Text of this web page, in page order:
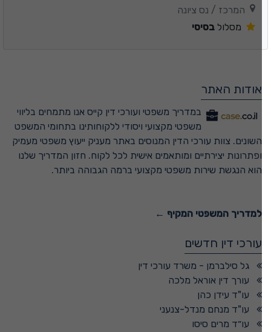
המרכז / נס ציונה
מסלולבסיסי
אודות האתר
במדריך משפטי ועורכי דין קייס אנו מתמחים בליווי
משפטי מקצועי ויסודי ללקוחותינו בתחומי המשפט
השונים. צוות עורכי הדין המנוסים באתר מעניק ייעוץ משפטי מעמיק
ופתרונות יצירתיים ומותאמים אישית לכל לקוח. חזון המדריך שלנו
הוא הנגשת שירות משפטי מקצועי ברמה הגבוהה ביותר.
למדריך המשפטי המקיף ←
עורכי דין חדשים
גל סילברמן - משרד עורכי דין
עורך דין אוראל מלכה
עו"ד עידן כהן
עו"ד מנחם מנדל-צנעני
עו״ד מרים סיסו